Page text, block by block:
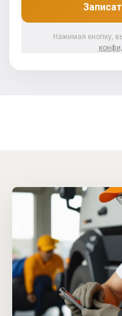
Нажимая кнопку,